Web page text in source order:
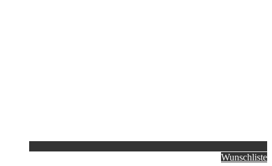
Wunschliste